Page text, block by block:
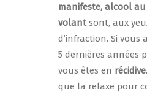
manifeste, alcool
volant sont, aux
d’infraction. Si vous
5 dernières années
vous êtes en récidive
que la relaxe pour